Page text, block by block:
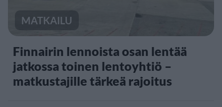
MATKAILU
Finnairin lennoista osan lentää
jatkossa toinen lentoyhtiö –
matkustajille tärkeä rajoitus